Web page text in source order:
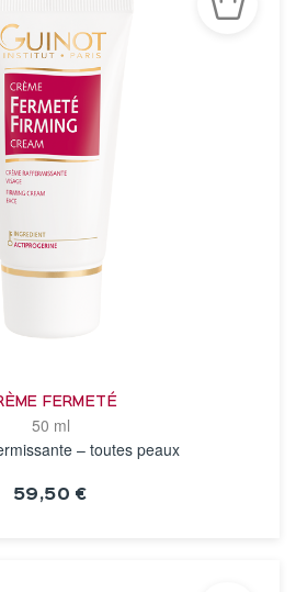
FERMETÉ
50 ml
– toutes peaux
59,50 €